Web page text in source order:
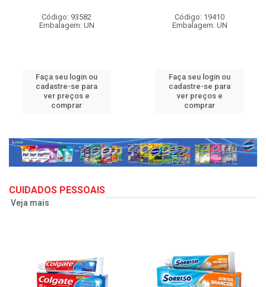
Código: 93582
Embalagem: UN
Faça seu login ou
cadastre-se para
ver preços e
comprar
Código: 19410
Embalagem: UN
Faça seu login ou
cadastre-se para
ver preços e
comprar
CUIDADOS PESSOAIS
Veja mais